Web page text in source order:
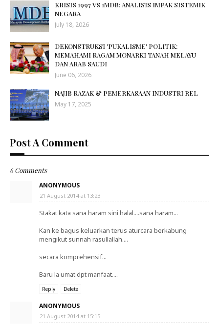
KRISIS 1997 VS 1MDB: ANALISIS IMPAK SISTEMIK
NEGARA
July 18, 2026
DEKONSTRUKSI 'PUKALISME' POLITIK:
MEMAHAMI RAGAM MONARKI TANAH MELAYU
DAN ARAB SAUDI
June 06, 2026
NAJIB RAZAK & PEMERKASAAN INDUSTRI REL
May 17, 2025
Post A Comment
6 Comments
ANONYMOUS
21 August 2014 at 13:23
Stakat kata sana haram sini halal....sana haram...
Kan ke bagus keluarkan terus aturcara berkabung
mengikut sunnah rasullallah....
secara komprehensif...
Baru la umat dpt manfaat....
Reply Delete
ANONYMOUS
21 August 2014 at 15:15